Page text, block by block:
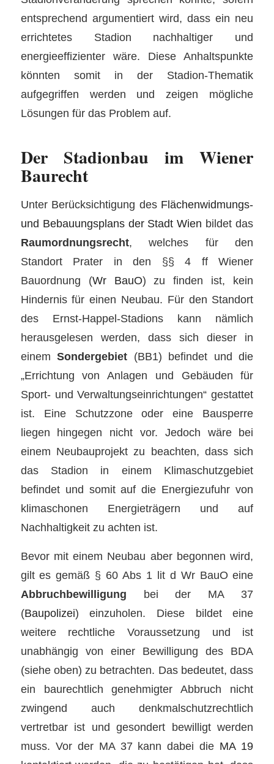
entsprechend argumentiert wird, dass ein neu
errichtetes Stadion nachhaltiger und
energieeffizienter wäre. Diese Anhaltspunkte
könnten somit in der Stadion-Thematik
aufgegriffen werden und zeigen mögliche
Lösungen für das Problem auf.
Der Stadionbau im Wiener
Baurecht
Unter Berücksichtigung des Flächenwidmungs-
und Bebauungsplans der Stadt Wien bildet das
Raumordnungsrecht, welches für den
Standort Prater in den §§ 4 ff Wiener
Bauordnung (Wr BauO) zu finden ist, kein
Hindernis für einen Neubau. Für den Standort
des Ernst-Happel-Stadions kann nämlich
herausgelesen werden, dass sich dieser in
einemSondergebiet (BB1) befindet und die
„Errichtung von Anlagen und Gebäuden für
Sport- und Verwaltungseinrichtungen“ gestattet
ist. Eine Schutzzone oder eine Bausperre
liegen hingegen nicht vor. Jedoch wäre bei
einem Neubauprojekt zu beachten, dass sich
das Stadion in einem Klimaschutzgebiet
befindet und somit auf die Energiezufuhr von
klimaschonen Energieträgern und auf
Nachhaltigkeit zu achten ist.
Bevor mit einem Neubau aber begonnen wird,
gilt es gemäß § 60 Abs 1 lit d Wr BauO eine
Abbruchbewilligung bei der MA 37
(Baupolizei) einzuholen. Diese bildet eine
weitere rechtliche Voraussetzung und ist
unabhängig von einer Bewilligung des BDA
(siehe oben) zu betrachten. Das bedeutet, dass
ein baurechtlich genehmigter Abbruch nicht
zwingend auch denkmalschutzrechtlich
vertretbar ist und gesondert bewilligt werden
muss. Vor der MA 37 kann dabei die MA 19